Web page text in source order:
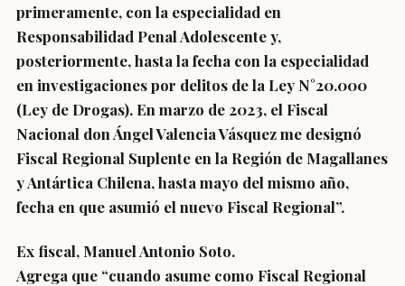
primeramente, con la especialidad en
Responsabilidad Penal Adolescente y,
posteriormente, hasta la fecha con la especialidad
en investigaciones por delitos de la Ley N°20.000
(Ley de Drogas). En marzo de 2023, el Fiscal
Nacional don Ángel Valencia Vásquez me designó
Fiscal Regional Suplente en la Región de Magallanes
y Antártica Chilena, hasta mayo del mismo año,
fecha en que asumió el nuevo Fiscal Regional”.
Ex fiscal, Manuel Antonio Soto.
Agrega que “cuando asume como Fiscal Regional